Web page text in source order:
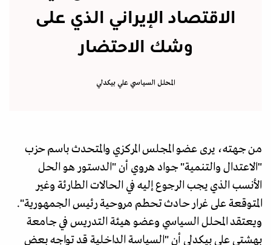
الاقتصاد الإيراني الذي على
وشك الاحتضار
المحلل السياسي علي بيكدلي
من جهته، يرى عضو المجلس المركزي والمتحدث باسم حزب
"الاعتدال والتنمية" جواد هروي أن "الدستور هو الحل
الأنسب الذي يجب الرجوع إليه في الحالات الطارئة وغير
المتوقعة على غرار حادث تحطم مروحية رئيس الجمهورية".
ويعتقد المحلل السياسي وعضو هيئة التدريس في جامعة
بهشتي علي بيكدلي أن "السياسة الداخلية قد تواجه بعض